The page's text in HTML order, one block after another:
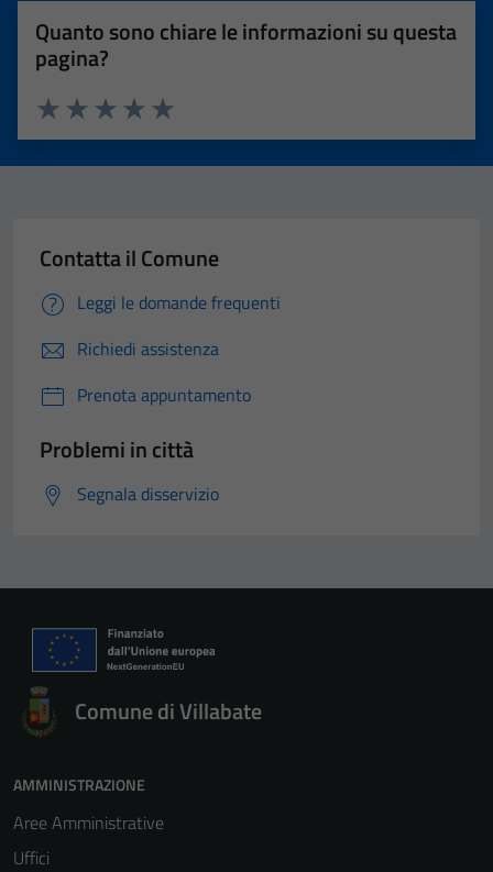
Quanto sono chiare le informazioni su questa
pagina?
Valuta 5 stelle su 5
Valuta 4 stelle su 5
Valuta 3 stelle su 5
Valuta 2 stelle su 5
Valuta 1 stelle su 5
Contatta il Comune
Leggi le domande frequenti
Richiedi assistenza
Prenota appuntamento
Problemi in città
Segnala disservizio
Comune di Villabate
AMMINISTRAZIONE
Aree Amministrative
Uffici